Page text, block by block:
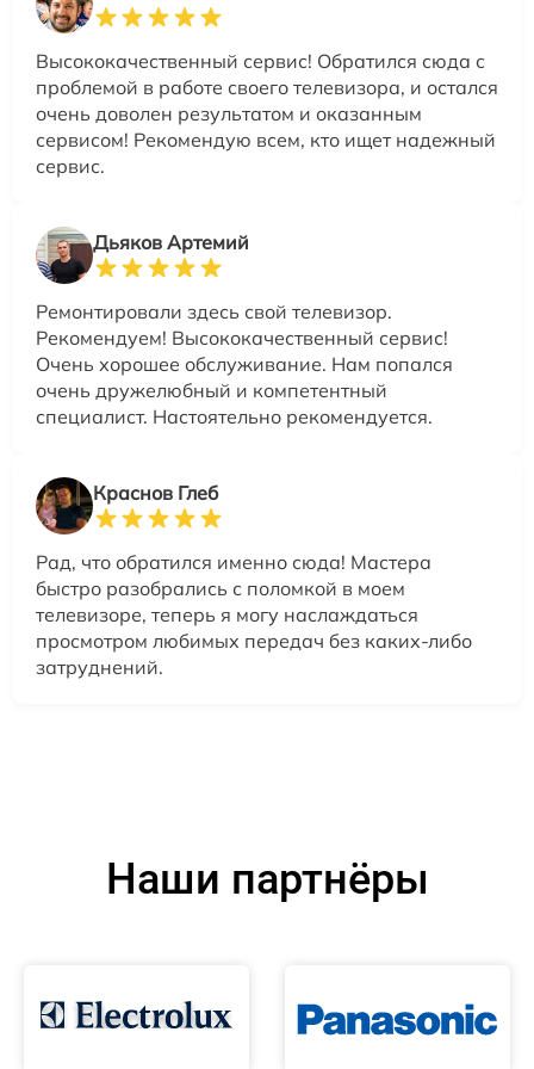
Высококачественный сервис! Обратился сюда с
проблемой в работе своего телевизора, и остался
очень доволен результатом и оказанным
сервисом! Рекомендую всем, кто ищет надежный
сервис.
Дьяков Артемий
Ремонтировали здесь свой телевизор.
Рекомендуем! Высококачественный сервис!
Очень хорошее обслуживание. Нам попался
очень дружелюбный и компетентный
специалист. Настоятельно рекомендуется.
Краснов Глеб
Рад, что обратился именно сюда! Мастера
быстро разобрались с поломкой в моем
телевизоре, теперь я могу наслаждаться
просмотром любимых передач без каких-либо
затруднений.
Наши партнёры